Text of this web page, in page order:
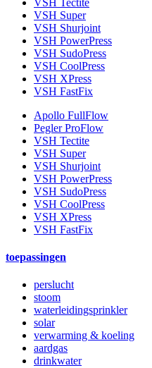
VSH Super
VSH Shurjoint
VSH PowerPress
VSH SudoPress
VSH CoolPress
VSH XPress
VSH FastFix
Apollo FullFlow
Pegler ProFlow
VSH Tectite
VSH Super
VSH Shurjoint
VSH PowerPress
VSH SudoPress
VSH CoolPress
VSH XPress
VSH FastFix
toepassingen
perslucht
stoom
waterleidingsprinkler
solar
verwarming & koeling
aardgas
drinkwater